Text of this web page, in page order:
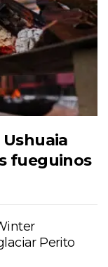
Ushuaia
fueguinos
Perito